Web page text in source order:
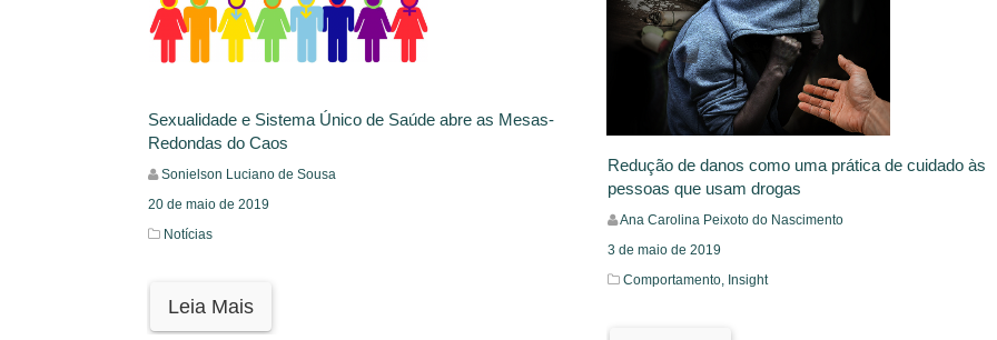
Sexualidade e Sistema Único de Saúde abre as Mesas-
Redondas do Caos
Sonielson Luciano de Sousa
20 de maio de 2019
Notícias
Leia Mais
Redução de danos como uma prática de cuidado às
pessoas que usam drogas
Ana Carolina Peixoto do Nascimento
3 de maio de 2019
Comportamento, Insight